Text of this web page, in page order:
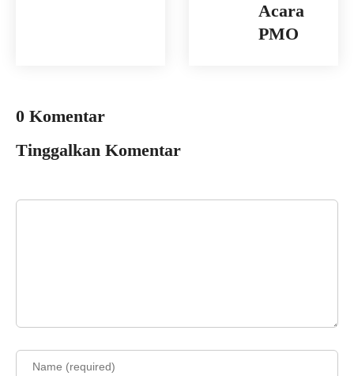
Acara
PMO
0 Komentar
Tinggalkan Komentar